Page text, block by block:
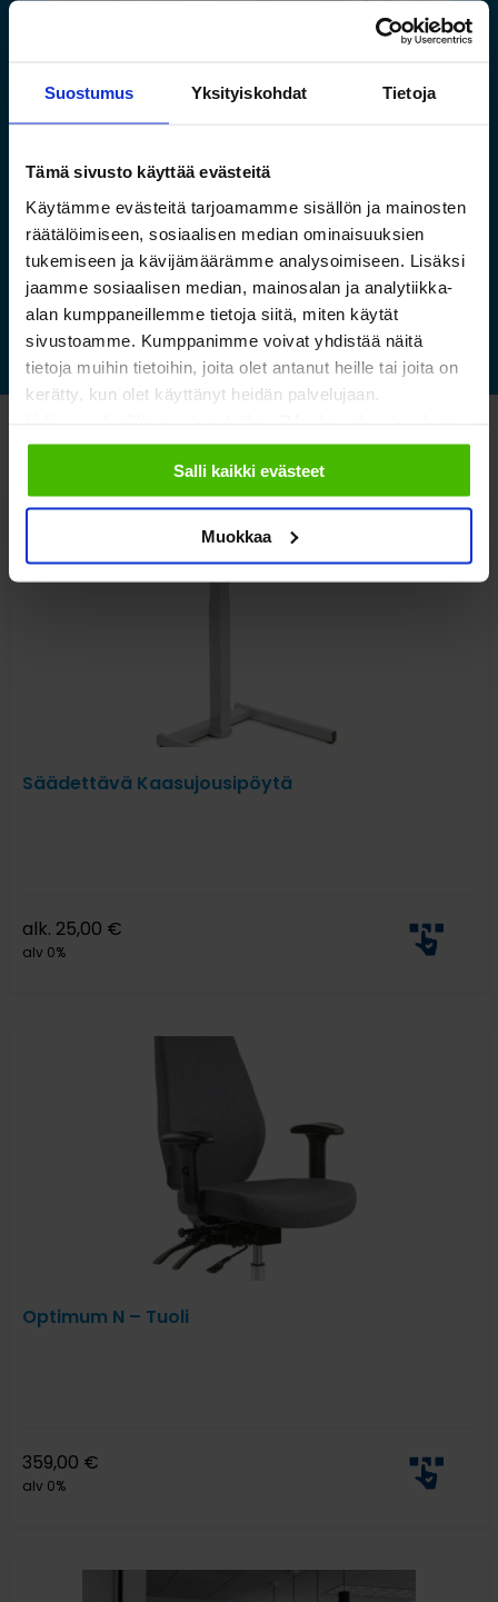
Suostumus Yksityiskohdat Tietoja
Tämä sivusto käyttää evästeitä
Käytämme evästeitä tarjoamamme sisällön ja mainosten
räätälöimiseen, sosiaalisen median ominaisuuksien
tukemiseen ja kävijämäärämme analysoimiseen. Lisäksi
jaamme sosiaalisen median, mainosalan ja analytiikka-
alan kumppaneillemme tietoja siitä, miten käytät
sivustoamme. Kumppanimme voivat yhdistää näitä
tietoja muihin tietoihin, joita olet antanut heille tai joita on
kerätty, kun olet käyttänyt heidän palvelujaan.
sallimiisi evästeisiin.
Salli kaikki evästeet
Muokkaa
sopivat ilmastoidut ja
kestävät säilytysratkaisut
Lue lisää »
Katso myös nämä
Säädettävä Kaasujousipöytä
alk. 25,00 €
alv 0%
Optimum N – Tuoli
359,00 €
alv 0%